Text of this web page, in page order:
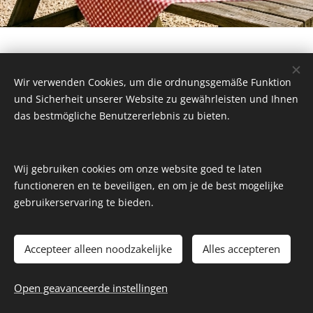
Brets
2022-2026 I DelicaMondo.nl - KäseAtelier I ImpressumI
www.kaeseatelier.deIDelicaMondo-online
Wir verwenden Cookies, um die ordnungsgemäße Funktion
und Sicherheit unserer Website zu gewährleisten und Ihnen
das bestmögliche Benutzererlebnis zu bieten.
Wij gebruiken cookies om onze website goed te laten
functioneren en te beveiligen, en om je de best mogelijke
gebruikerservaring te bieden.
Accepteer alleen noodzakelijke Alles accepteren
Open geavanceerde instellingen